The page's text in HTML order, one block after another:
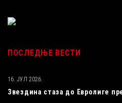
ПОСЛЕДЊЕ ВЕСТИ
Звездина стаза до Евролиге
16. ЈУЛ 2026.